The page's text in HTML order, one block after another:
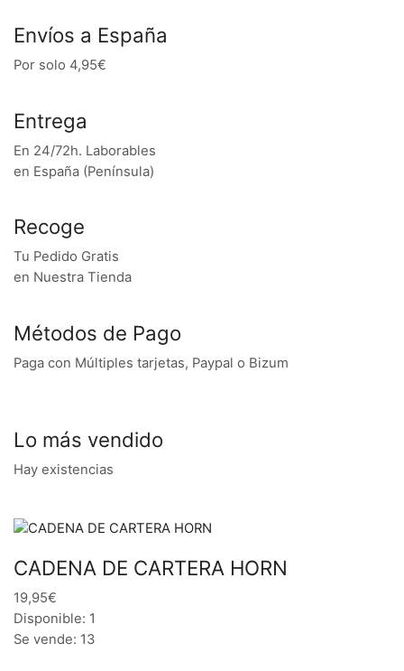
Envíos a España
Por solo 4,95€
Entrega
En 24/72h. Laborables
en España (Península)
Recoge
Tu Pedido Gratis
en Nuestra Tienda
Métodos de Pago
Paga con Múltiples tarjetas, Paypal o Bizum
Lo más vendido
Hay existencias
CADENA DE CARTERA HORN
19,95€
Disponible: 1
Se vende: 13